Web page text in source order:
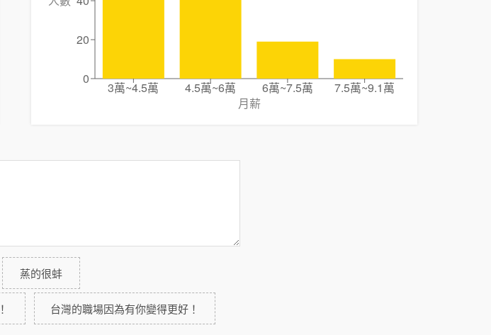
3萬~4.5萬 4.5萬~6萬 6萬~7.5萬
7.5萬~9.1萬
月薪
0
20
蒸的很蚌
台灣的職場因為有你變得更好！